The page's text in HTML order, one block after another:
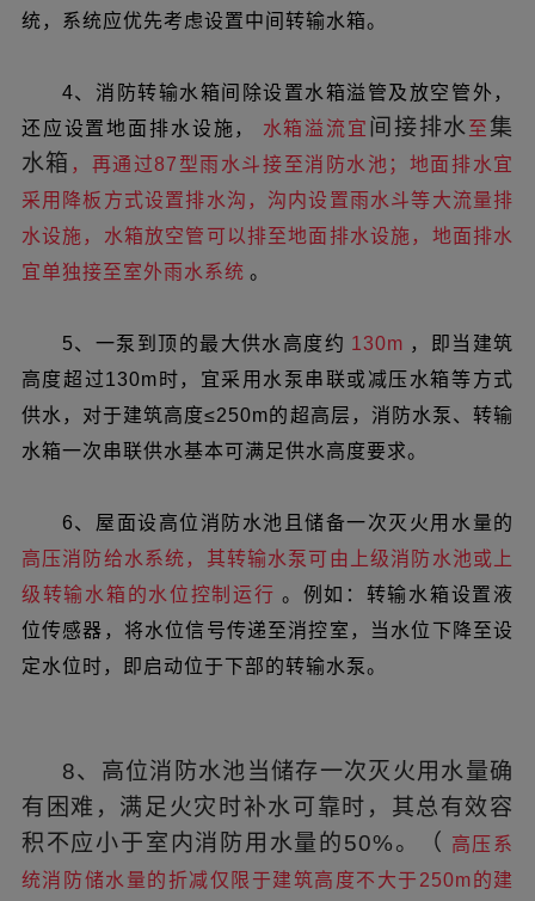
统，系统应优先考虑设置中间转输水箱。
4、消防转输水箱间除设置水箱溢管及放空管外，
还应设置地面排水设施，
水箱溢流宜 间接排水 至 集
水箱 ，再通过87型雨水斗接至消防水池；地面排水宜
采用降板方式设置排水沟，沟内设置雨水斗等大流量排
水设施，水箱放空管可以排至地面排水设施，地面排水
宜单独接至室外雨水系统 。
5、一泵到顶的最大供水高度约 130m ，即当建筑
高度超过130m时，宜采用水泵串联或减压水箱等方式
供水，对于建筑高度≤250m的超高层，消防水泵、转输
水箱一次串联供水基本可满足供水高度要求。
6、屋面设高位消防水池且储备一次灭火用水量的
高压消防给水系统，其转输水泵可由上级消防水池或上
级转输水箱的水位控制运行 。例如：转输水箱设置液
位传感器，将水位信号传递至消控室，当水位下降至设
定水位时，即启动位于下部的转输水泵。
8、高位消防水池当储存一次灭火用水量确
有困难，满足 火灾时补水可靠时，其总有效容
积不应小于室内消防用水量的50%。（ 高压系
统消防储水量的折减仅限于建筑高度不大于250m的建